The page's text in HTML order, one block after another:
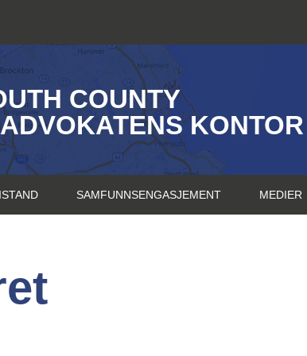
COUNTY
KONTOR
SAMFUNNSENGASJEMENT MEDIER